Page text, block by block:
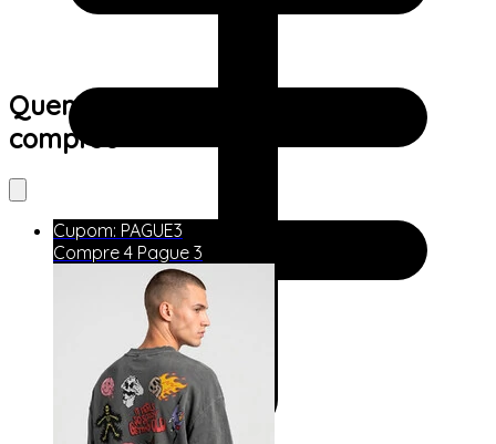
Quem viu este produto também
comprou